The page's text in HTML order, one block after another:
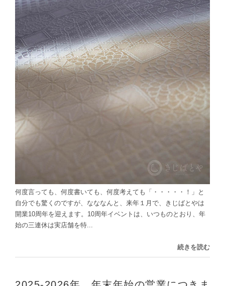
何度言っても、何度書いても、何度考えても「・・・・・！」と
自分でも驚くのですが、なななんと、来年１月で、きじばとやは
開業10周年を迎えます。10周年イベントは、いつものとおり、年
始の三連休は実店舗を特...
続きを読む